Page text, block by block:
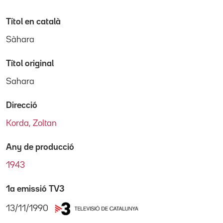
Títol en català
Sàhara
Títol original
Sahara
Direcció
Korda, Zoltan
Any de producció
1943
1a emissió TV3
13/11/1990